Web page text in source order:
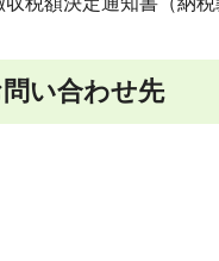
い合わせ先